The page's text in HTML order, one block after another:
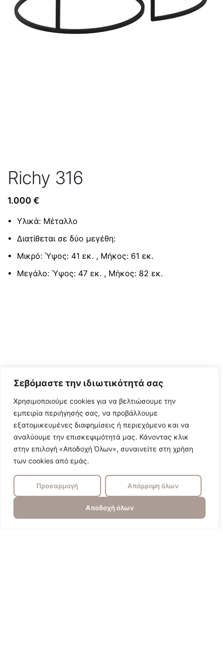
Σεβόμαστε την ιδιωτικότητά σας
Χρησιμοποιούμε cookies για να βελτιώσουμε την
εμπειρία περιήγησής σας, να προβάλλουμε
εξατομικευμένες διαφημίσεις ή περιεχόμενο και να
αναλύουμε την επισκεψιμότητά μας. Κάνοντας κλικ
στην επιλογή «Αποδοχή Όλων», συναινείτε στη χρήση
των cookies από εμάς.
Προσαρμογή Απόρριψη όλων
Αποδοχή όλων
Richy 316
1.000 €
• Υλικά: Μέταλλο
• Διατίθεται σε δύο μεγέθη:
• Μικρό: Ύψος: 41 εκ. , Mήκος: 61 εκ.
• Μεγάλο: Ύψος: 47 εκ. , Mήκος: 82 εκ.